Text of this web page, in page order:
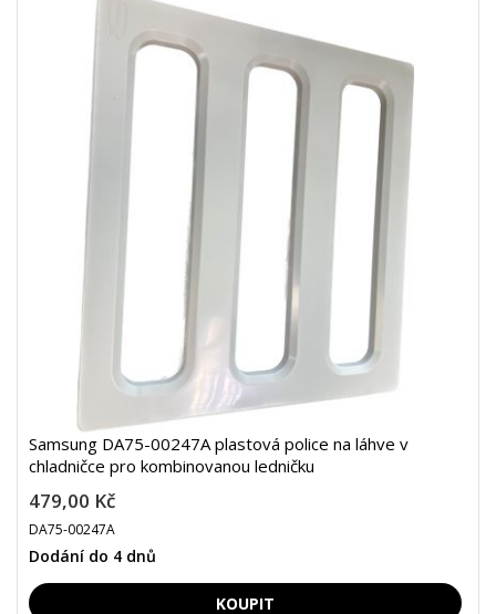
Samsung DA75-00247A plastová police na láhve v
chladničce pro kombinovanou ledničku
479,00 Kč
DA75-00247A
Dodání do 4 dnů